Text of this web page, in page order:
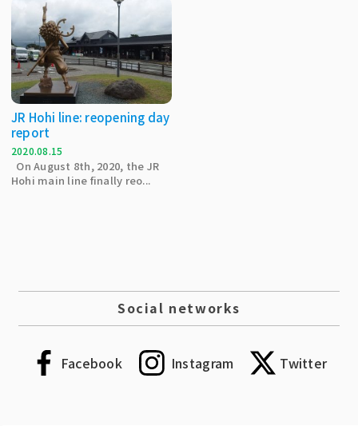
JR Hohi line: reopening day
report
2020.08.15
On August 8th, 2020, the JR
Hohi main line finally reo...
Social networks
Facebook Instagram Twitter